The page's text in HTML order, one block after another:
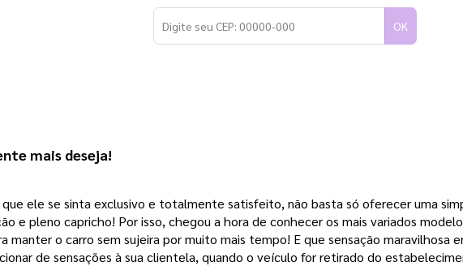
OK
mais deseja!
ele se sinta exclusivo e totalmente satisfeito, não basta só oferecer uma
e pleno capricho! Por isso, chegou a hora de conhecer os mais variados
o carro sem sujeira por muito mais tempo! E que sensação maravilhosa
de sensações à sua clientela, quando o veículo for retirado do